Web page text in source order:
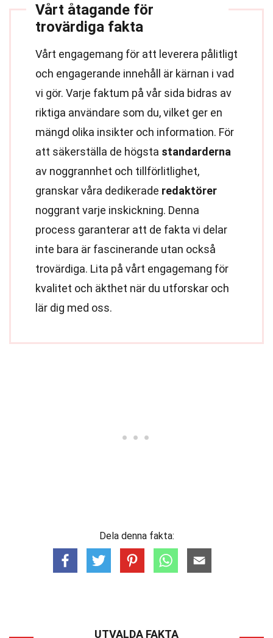
Vårt åtagande för
trovärdiga fakta
Vårt engagemang för att leverera pålitligt
och engagerande innehåll är kärnan i vad
vi gör. Varje faktum på vår sida bidras av
riktiga användare som du, vilket ger en
mängd olika insikter och information. För
att säkerställa de högsta standarderna
av noggrannhet och tillförlitlighet,
granskar våra dedikerade redaktörer
noggrant varje inskickning. Denna
process garanterar att de fakta vi delar
inte bara är fascinerande utan också
trovärdiga. Lita på vårt engagemang för
kvalitet och äkthet när du utforskar och
lär dig med oss.
Dela denna fakta:
UTVALDA FAKTA